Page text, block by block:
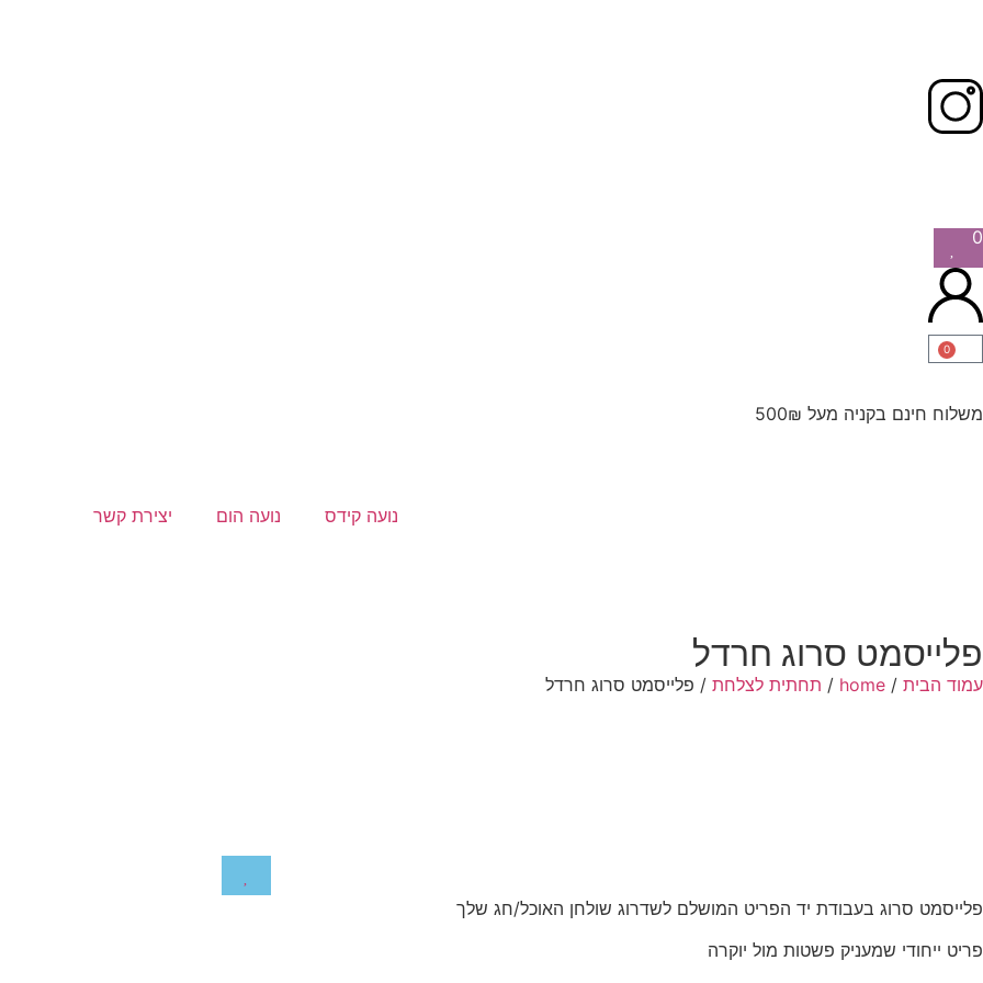
0
0
משלוח חינם בקניה מעל 500₪
נועה קידס נועה הום יצירת קשר
פלייסמט סרוג חרדל
עמוד הבית /
home
/ תחתית לצלחת / פלייסמט סרוג חרדל
פלייסמט סרוג בעבודת יד הפריט המושלם לשדרוג שולחן האוכל/חג שלך
פריט ייחודי שמעניק פשטות מול יוקרה